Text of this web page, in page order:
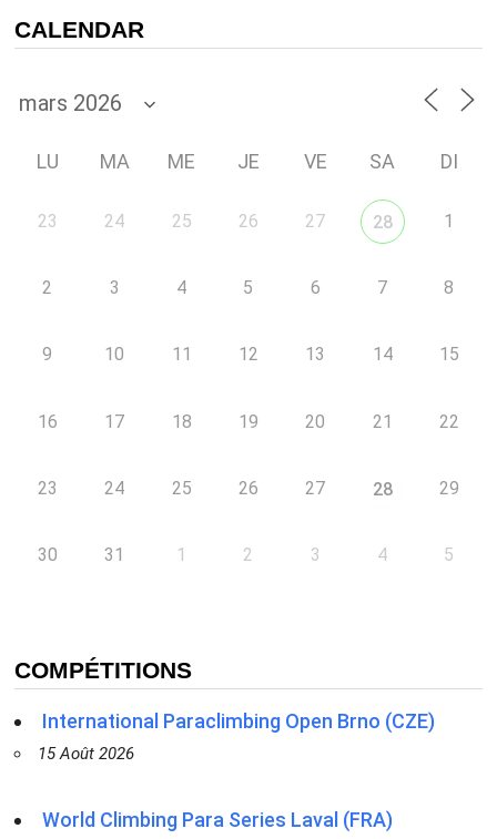
CALENDAR
LU MA ME JE VE SA DI
23 24 25 26 27 28 1
2 3 4 5 6 7 8
9 10 11 12 13 14 15
16 17 18 19 20 21 22
23 24 25 26 27 28 29
30 31 1 2 3 4 5
COMPÉTITIONS
International Paraclimbing Open Brno (CZE)
15 Août 2026
World Climbing Para Series Laval (FRA)